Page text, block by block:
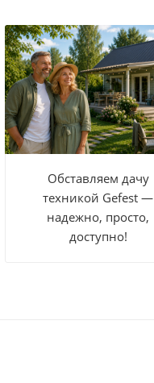
Обставляем дачу
техникой Gefest —
надежно, просто,
доступно!